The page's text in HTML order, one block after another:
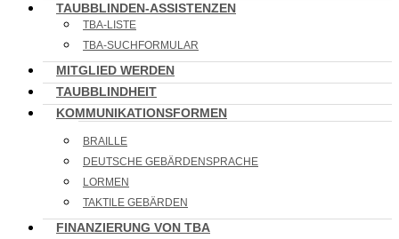
TAUBBLINDEN-ASSISTENZEN
TBA-LISTE
TBA-SUCHFORMULAR
MITGLIED WERDEN
TAUBBLINDHEIT
KOMMUNIKATIONSFORMEN
BRAILLE
DEUTSCHE GEBÄRDENSPRACHE
LORMEN
TAKTILE GEBÄRDEN
FINANZIERUNG VON TBA